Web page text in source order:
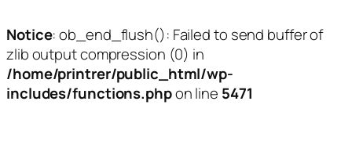
Notice: ob_end_flush(): Failed to send buffer of
zlib output compression (0) in
/home/printrer/public_html/wp-
includes/functions.phpon line 5471